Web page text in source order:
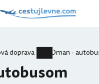
doprava Oman -